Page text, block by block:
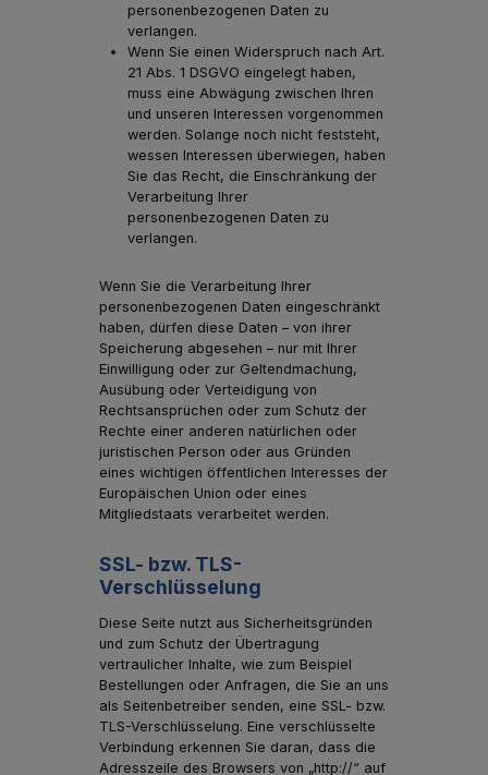
personenbezogenen Daten zu
verlangen.
Wenn Sie einen Widerspruch nach Art.
21 Abs. 1 DSGVO eingelegt haben,
muss eine Abwägung zwischen Ihren
und unseren Interessen vorgenommen
werden. Solange noch nicht feststeht,
wessen Interessen überwiegen, haben
Sie das Recht, die Einschränkung der
Verarbeitung Ihrer
personenbezogenen Daten zu
verlangen.
Wenn Sie die Verarbeitung Ihrer
personenbezogenen Daten eingeschränkt
haben, dürfen diese Daten – von ihrer
Speicherung abgesehen – nur mit Ihrer
Einwilligung oder zur Geltendmachung,
Ausübung oder Verteidigung von
Rechtsansprüchen oder zum Schutz der
Rechte einer anderen natürlichen oder
juristischen Person oder aus Gründen
eines wichtigen öffentlichen Interesses der
Europäischen Union oder eines
Mitgliedstaats verarbeitet werden.
SSL- bzw. TLS-
Verschlüsselung
Diese Seite nutzt aus Sicherheitsgründen
und zum Schutz der Übertragung
vertraulicher Inhalte, wie zum Beispiel
Bestellungen oder Anfragen, die Sie an uns
als Seitenbetreiber senden, eine SSL- bzw.
TLS-Verschlüsselung. Eine verschlüsselte
Verbindung erkennen Sie daran, dass die
Adresszeile des Browsers von „http://“ auf